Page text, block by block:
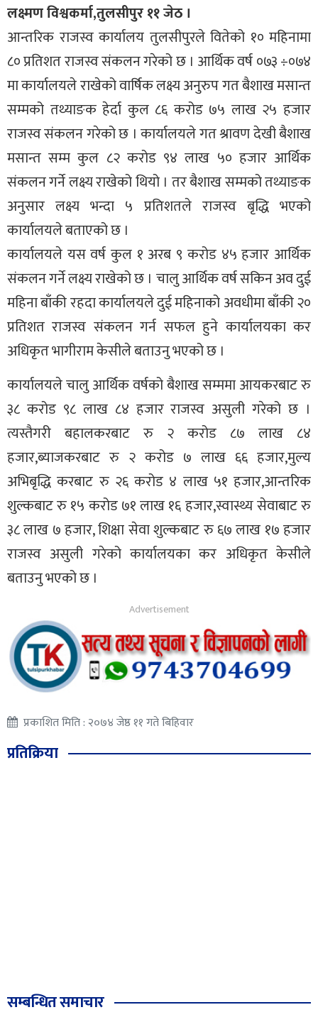
लक्ष्मण विश्वकर्मा,तुलसीपुर ११ जेठ ।
आन्तरिक राजस्व कार्यालय तुलसीपुरले वितेको १० महिनामा
८० प्रतिशत राजस्व संकलन गरेको छ । आर्थिक वर्ष ०७३ ÷०७४
मा कार्यालयले राखेको वार्षिक लक्ष्य अनुरुप गत बैशाख मसान्त
सम्मको तथ्याङक हेर्दा कुल ८६ करोड ७५ लाख २५ हजार
राजस्व संकलन गरेको छ । कार्यालयले गत श्रावण देखी बैशाख
मसान्त सम्म कुल ८२ करोड ९४ लाख ५० हजार आर्थिक
संकलन गर्ने लक्ष्य राखेको थियो । तर बैशाख सम्मको तथ्याङक
अनुसार लक्ष्य भन्दा ५ प्रतिशतले राजस्व बृद्धि भएको
कार्यालयले बताएको छ ।
कार्यालयले यस वर्ष कुल १ अरब ९ करोड ४५ हजार आर्थिक
संकलन गर्ने लक्ष्य राखेको छ । चालु आर्थिक वर्ष सकिन अव दुई
महिना बाँकी रहदा कार्यालयले दुई महिनाको अवधीमा बाँकी २०
प्रतिशत राजस्व संकलन गर्न सफल हुने कार्यालयका कर
अधिकृत भागीराम केसीले बताउनु भएको छ ।
कार्यालयले चालु आर्थिक वर्षको बैशाख सम्ममा आयकरबाट रु
३८ करोड ९८ लाख ८४ हजार राजस्व असुली गरेको छ ।
त्यस्तैगरी बहालकरबाट रु २ करोड ८७ लाख ८४
हजार,ब्याजकरबाट रु २ करोड ७ लाख ६६ हजार,मुल्य
अभिबृद्धि करबाट रु २६ करोड ४ लाख ५१ हजार,आन्तरिक
शुल्कबाट रु १५ करोड ७१ लाख १६ हजार,स्वास्थ्य सेवाबाट रु
३८ लाख ७ हजार, शिक्षा सेवा शुल्कबाट रु ६७ लाख १७ हजार
राजस्व असुली गरेको कार्यालयका कर अधिकृत केसीले
बताउनु भएको छ ।
प्रकाशित मिति : २०७४ जेष्ठ ११ गते बिहिवार
प्रतिक्रिया
सम्बन्धित समाचार